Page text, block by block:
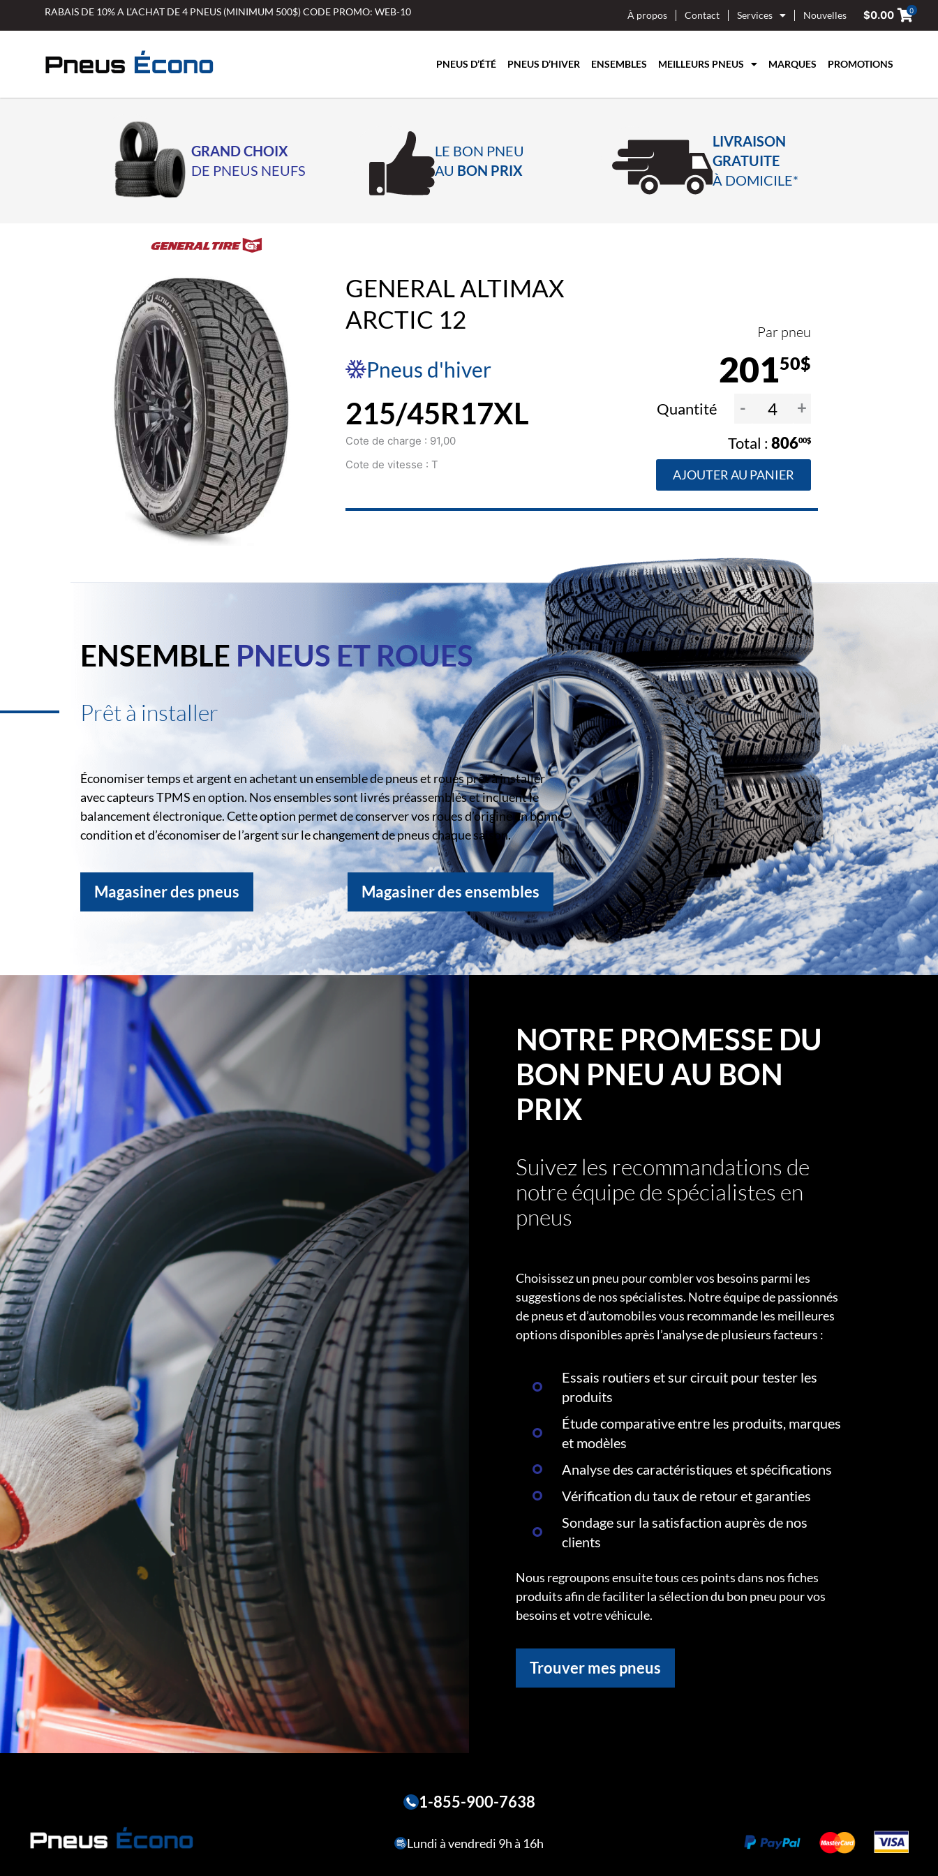
RABAIS DE 10% A L’ACHAT DE 4 PNEUS (MINIMUM 500$) CODE PROMO: WEB-10 À propos Contact Services Nouvelles $0.00 0
PNEUS D’ÉTÉ PNEUS D’HIVER ENSEMBLES MEILLEURS PNEUS MARQUES PROMOTIONS
GRAND CHOIX
DE PNEUS NEUFS
LE BON PNEU
AU BON PRIX
LIVRAISON
GRATUITE
À DOMICILE*
GENERAL ALTIMAX
ARCTIC 12
Pneus d'hiver
Par pneu
20150$
215/45R17XL
Cote de charge : 91,00
Cote de vitesse : T
Quantité - +
80600$
AJOUTER AU PANIER
ENSEMBLE PNEUS ET ROUES
Prêt à installer
Économiser temps et argent en achetant un ensemble de pneus et roues prêt à installer
avec capteurs TPMS en option. Nos ensembles sont livrés préassemblés et incluent le
balancement électronique. Cette option permet de conserver vos roues d’origine en bonne
condition et d’économiser de l’argent sur le changement de pneus chaque saison.
Magasiner des pneus Magasiner des ensembles
NOTRE PROMESSE DU
BON PNEU AU BON
PRIX
Suivez les recommandations de
notre équipe de spécialistes en
pneus
Choisissez un pneu pour combler vos besoins parmi les
suggestions de nos spécialistes. Notre équipe de passionnés
de pneus et d’automobiles vous recommande les meilleures
options disponibles après l’analyse de plusieurs facteurs :
Essais routiers et sur circuit pour tester les
produits
Étude comparative entre les produits, marques
et modèles
Analyse des caractéristiques et spécifications
Vérification du taux de retour et garanties
Sondage sur la satisfaction auprès de nos
clients
Nous regroupons ensuite tous ces points dans nos fiches
produits afin de faciliter la sélection du bon pneu pour vos
besoins et votre véhicule.
Trouver mes pneus
1-855-900-7638
Lundi à vendredi 9h à 16h